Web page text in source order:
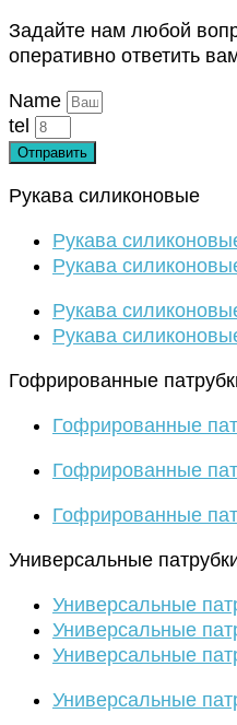
Задайте нам любой
оперативно ответить
Name
tel
Отправить
Рукава силиконовые
Рукава
Рукава
Рукава
Рукава
Гофрированные
Гофрированные
Гофрированные
Гофрированные
Универсальные
Универсальные
Универсальные
Универсальные
Универсальные